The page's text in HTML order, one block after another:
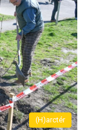
(H)arctér